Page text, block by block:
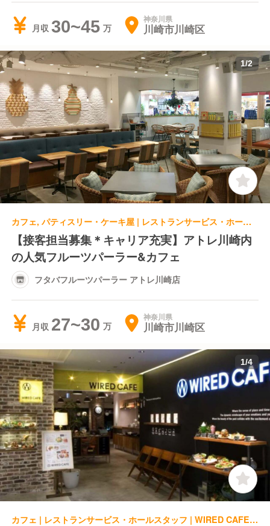
月収 30~45 神奈川県
川崎市川崎区
1/2
カフェ, パティスリー・ケーキ屋 | レストランサービス・ホールスタッフ | フタバフルーツパーラー アトレ川崎店
【接客担当募集＊キャリア充実】アトレ川崎内
の人気フルーツパーラー&カフェ
フタバフルーツパーラー アトレ川崎店
月収 27~30 神奈川県
川崎市川崎区
1/4
カフェ | レストランサービス・ホールスタッフ | WIRED CAFE アトレ川崎店